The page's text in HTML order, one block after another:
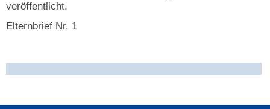
veröffentlicht.
Elternbrief Nr. 1